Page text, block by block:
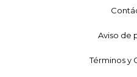
Aviso de
Términos y